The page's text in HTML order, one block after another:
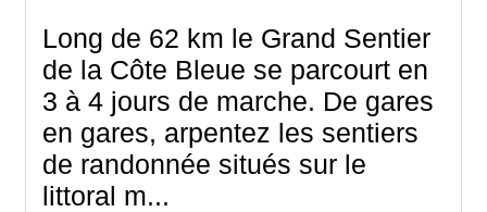
Long de 62 km le Grand Sentier
de la Côte Bleue se parcourt en
3 à 4 jours de marche. De gares
en gares, arpentez les sentiers
de randonnée situés sur le
littoral m...